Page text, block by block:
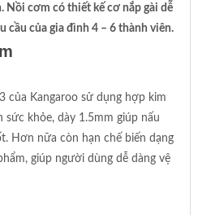
Nồi cơm có thiết kế cơ nắp gài dễ
cầu của gia đình 4 – 6 thành viên.
của Kangaroo sử dụng hợp kim
khỏe, dày 1.5mm giúp nấu
Hơn nữa còn hạn chế biến dạng
giúp người dùng dễ dàng vệ